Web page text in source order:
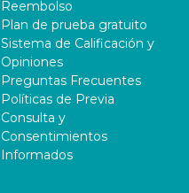
Reembolso
Plan de prueba gratuito
Sistema de Calificación y
Opiniones
Preguntas Frecuentes
Políticas de Previa
Consulta y
Consentimientos
Informados